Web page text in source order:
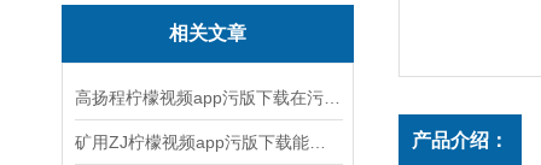
相关文章
产品介绍：